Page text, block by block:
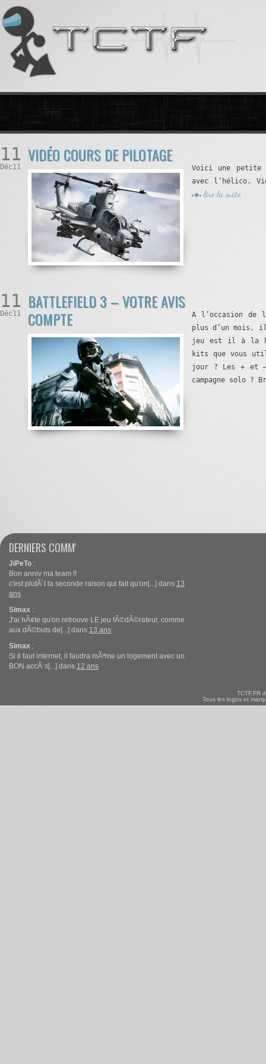
11
Déc11
VIDÉO COURS DE PILOTAGE
Voici une petite
avec l’hélico.
lire la suite
11
Déc11
BATTLEFIELD 3 – VOTRE AVIS
COMPTE
A l’occasion
plus d’un mois,
jeu est il à la
kits que vous
jour ? Les + et
campagne solo ?
DERNIERS COMM'
JiPeTo :
Bon anniv ma team !!
c'est plutÃ´t la seconde raison qui fait qu'on[...] dans 13
ans
Simax :
J'ai hÃ¢te qu'on retrouve LE jeu fÃ©dÃ©rateur, comme
aux dÃ©buts de[...] dans 13 ans
Simax :
Si il faut internet, il faudra mÃªme un logement avec un
BON accÃ¨s[...] dans 12 ans
TCTF.FR
Tous les logos et